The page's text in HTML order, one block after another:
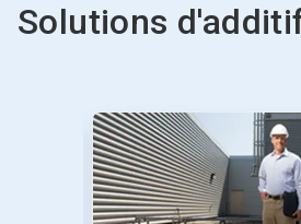
Solutions
Ceci
est
un
carrousel.
Utilisez
les